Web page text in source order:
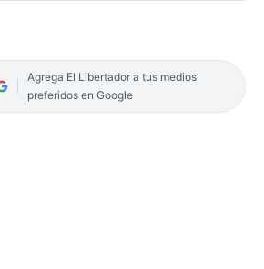
Agrega El Libertador a tus medios
preferidos en Google